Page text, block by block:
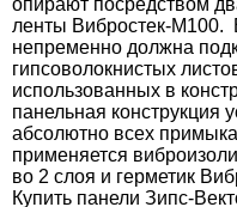
опирают посредством
ленты Вибростек-М100.
непременно должна
гипсоволокнистых
использованных в
панельная конструкция
абсолютно всех
применяется
во 2 слоя и герметик
Купить панели Зипс-